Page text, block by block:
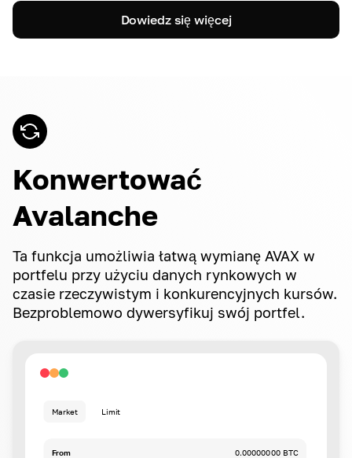
Dowiedz się więcej
Konwertować
Avalanche
Ta funkcja umożliwia łatwą wymianę AVAX w
portfelu przy użyciu danych rynkowych w
czasie rzeczywistym i konkurencyjnych kursów.
Bezproblemowo dywersyfikuj swój portfel.
Market Limit
From 0.00000000 BTC